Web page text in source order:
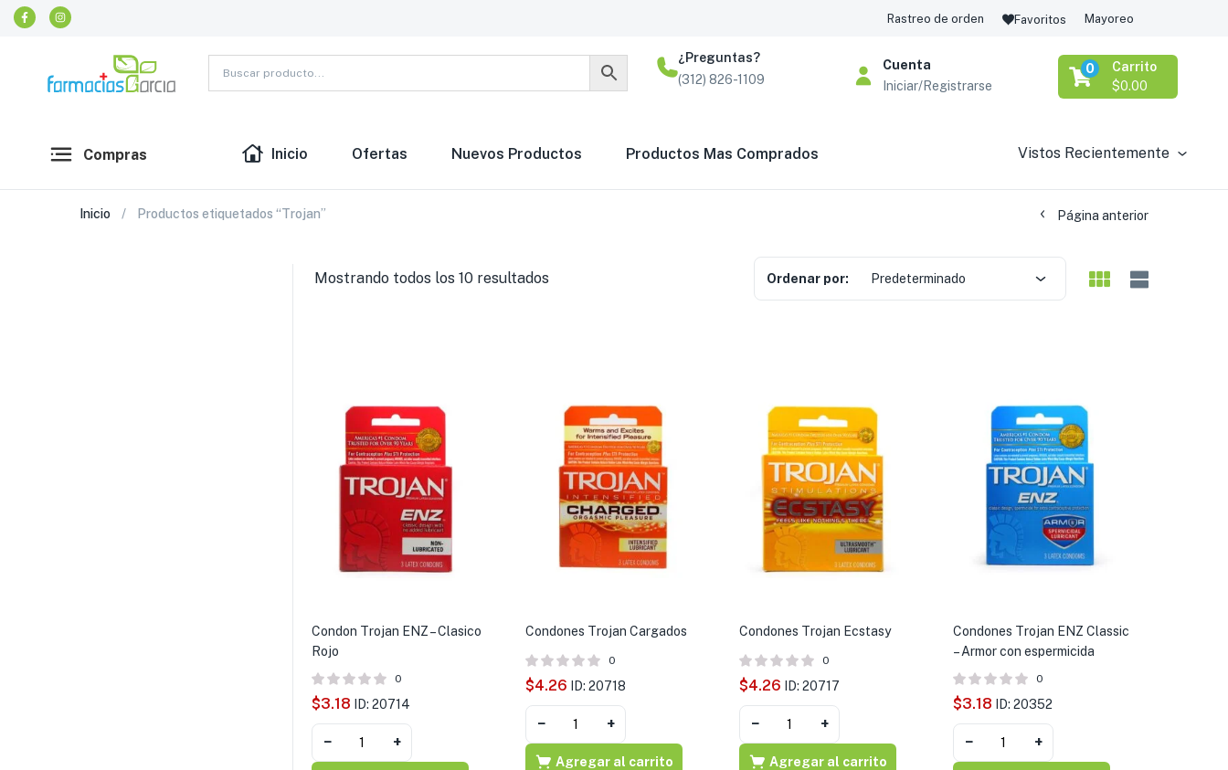
Rastreo de orden Favoritos Mayoreo
¿Preguntas?
(312) 826-1109
Cuenta
Iniciar/Registrarse
Carrito
0
$0.00
Compras Inicio Ofertas Nuevos Productos Productos Mas Comprados Vistos Recientemente
Inicio Productos etiquetados “Trojan” Página anterior
Mostrando todos los 10 resultados Ordenar por: Predeterminado
Condon Trojan ENZ – Clasico
Rojo
0
$3.18 ID: 20714
− +
Condones Trojan Cargados
0
$4.26 ID: 20718
− +
Agregar al carrito
Condones Trojan Ecstasy
0
$4.26 ID: 20717
− +
Agregar al carrito
Condones Trojan ENZ Classic
– Armor con espermicida
0
$3.18 ID: 20352
− +